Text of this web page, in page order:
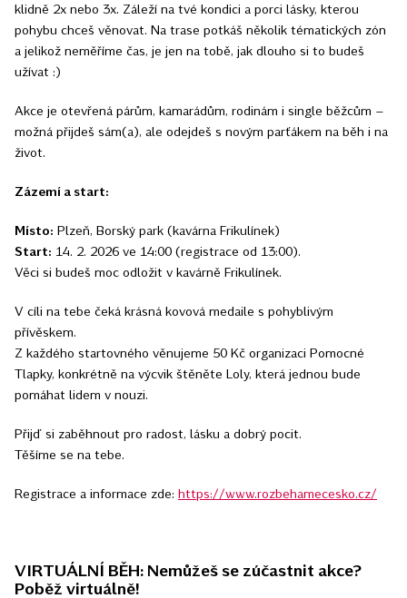
Podpořit
klidně 2x nebo 3x. Záleží na tvé kondici a porci lásky, kterou
pohybu chceš věnovat. Na trase potkáš několik tématických zón
a jelikož neměříme čas, je jen na tobě, jak dlouho si to budeš
užívat :)
Akce je otevřená párům, kamarádům, rodinám i single běžcům –
možná přijdeš sám(a), ale odejdeš s novým parťákem na běh i na
život.
Zázemí a start:
Místo: Plzeň, Borský park (kavárna Frikulínek)
Start: 14. 2. 2026 ve 14:00 (registrace od 13:00).
Věci si budeš moc odložit v kavárně Frikulínek.
V cíli na tebe čeká krásná kovová medaile s pohyblivým
přívěskem.
Z každého startovného věnujeme 50 Kč organizaci Pomocné
Tlapky, konkrétně na výcvik štěněte Loly, která jednou bude
pomáhat lidem v nouzi.
Přijď si zaběhnout pro radost, lásku a dobrý pocit.
Těšíme se na tebe.
Registrace a informace zde: https://www.rozbehamecesko.cz/
VIRTUÁLNÍ BĚH: Nemůžeš se zúčastnit akce?
Poběž virtuálně!